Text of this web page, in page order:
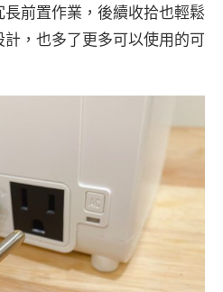
前置作業，後續收拾也輕鬆
，也多了更多可以使用的可